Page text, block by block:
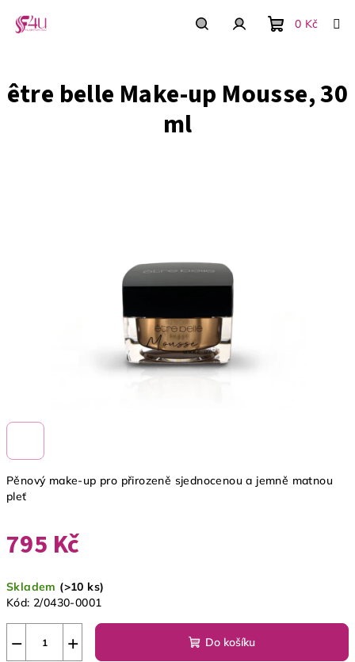
obsah
košík
0 Kč
Pěnový make-up pro přirozeně sjednocenou a jemně matnou
pleť
795 Kč
cena:
Skladem (>10 ks)
Kód: 2/0430-0001
+
− Do košíku
être belle Make-up Mousse, 30
ml